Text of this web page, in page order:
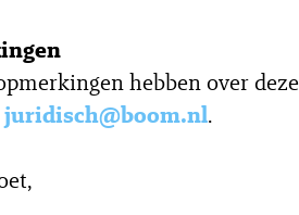
hebben over
juridisch@boom.nl.